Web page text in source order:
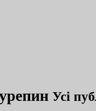
Усі